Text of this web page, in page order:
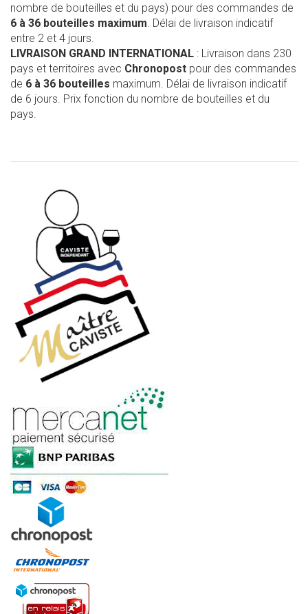
nombre de bouteilles et du pays) pour des commandes de
6 à 36 bouteilles maximum. Délai de livraison indicatif
entre 2 et 4 jours.
LIVRAISON GRAND INTERNATIONAL : Livraison dans 230
pays et territoires avec Chronopost pour des commandes
de 6 à 36 bouteilles maximum. Délai de livraison indicatif
de 6 jours. Prix fonction du nombre de bouteilles et du
pays.